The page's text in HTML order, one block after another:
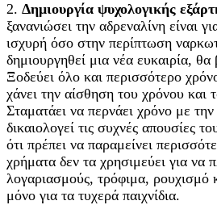
2. Δημιουργία ψυχολογικής
ξανανιώσει την αδρεναλίνη είναι
ισχυρή όσο στην περίπτωση
δημιουργηθεί μια νέα ευκαιρία, θα
Ξοδεύει όλο και περισσότερο
χάνει την αίσθηση του χρόνου και
Σταματάει να περνάει χρόνο με την
δικαιολογεί τις συχνές απουσίες
ότι πρέπει να παραμείνει
χρήματα δεν τα χρησιμεύει για να
λογαριασμούς, τρόφιμα, ρουχισμό
μόνο για τα τυχερά παιχνίδια.